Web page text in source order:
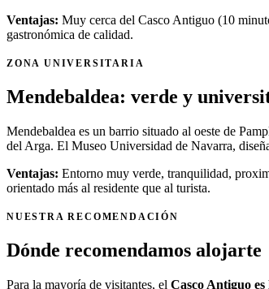
Ventajas: Muy cerca del Casco Antiguo (10
gastronómica de calidad.
ZONA UNIVERSITARIA
Mendebaldea: verde y
Mendebaldea es un barrio situado al oeste de
del Arga. El Museo Universidad de Navarra,
Ventajas: Entorno muy verde, tranquilidad,
orientado más al residente que al turista.
NUESTRA RECOMENDACIÓN
Dónde recomendamos alojarte
Para la mayoría de visitantes, el Casco Antiguo